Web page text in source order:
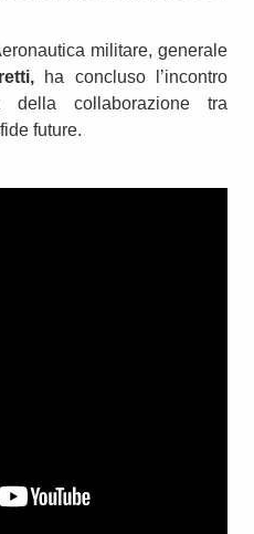
militare, generale
ha concluso l’incontro
della collaborazione tra
future.